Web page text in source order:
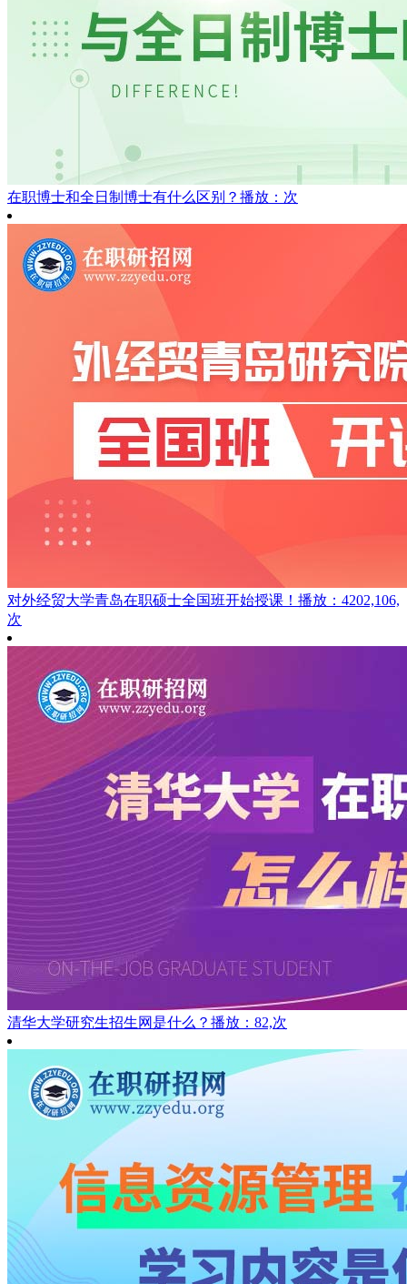
在职博士和全日制博士有什么区别？ 播放：次
对外经贸大学青岛在职硕士全国班开始授课！ 播放：4202,106,
次
清华大学研究生招生网是什么？ 播放：82,次